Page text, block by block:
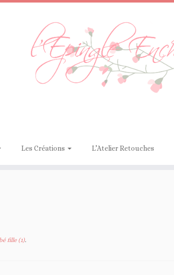
Les Créations L’Atelier Retouches
fille (1).